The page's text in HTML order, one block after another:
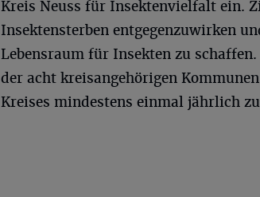
Kreis Neuss für Insektenvielfalt ein.
Insektensterben entgegenzuwirken
Lebensraum für Insekten zu
der acht kreisangehörigen
Kreises mindestens einmal jährlich